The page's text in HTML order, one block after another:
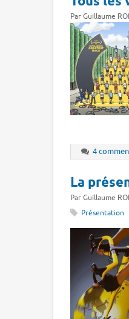
Par Guillaume
4
La
Par Guillaume
Présentation